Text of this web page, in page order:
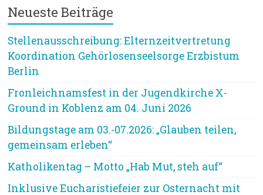
Neueste Beiträge
Stellenausschreibung: Elternzeitvertretung
Koordination Gehörlosenseelsorge Erzbistum
Berlin
Fronleichnamsfest in der Jugendkirche X-
Ground in Koblenz am 04. Juni 2026
Bildungstage am 03.-07.2026: „Glauben teilen,
gemeinsam erleben“
Katholikentag – Motto „Hab Mut, steh auf“
Inklusive Eucharistiefeier zur Osternacht mit